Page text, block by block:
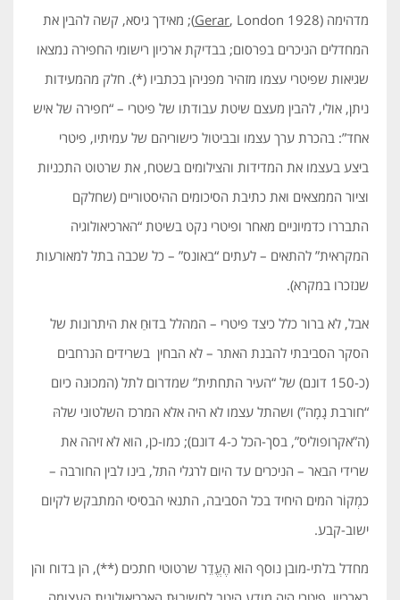
מדהימה (
Gerar, London 1928); מאידך גיסא, קשה להבין את
המחדלים הניכרים בפרסום; בבדיקת ארכיון רישומי החפירה נמצאו
שגיאות שפיטרי עצמו מזהיר מפניהן בכתביו (*). חלק מהמעידות
ניתן, אולי, להבין מעצם שיטת עבודתו של פיטרי – “חפירה של איש
אחד”: בהכרת ערך עצמו ובביטול כישוריהם של עמיתיו, פיטרי
ביצע בעצמו את המדידות והצילומים בשטח, את שרטוט התכניות
וציור הממצאים ואת כתיבת הסיכומים ההיסטוריים (שחלקם
התבררו כדמיוניים מאחר ופיטרי נקט בשיטת “הארכיאולוגיה
המקראית” להתאים – לעתים “באונס” – כל שכבה בתל למאורעות
שנזכרו במקרא).
אבל, לא ברור כלל כיצד פיטרי – המהלל בדוּחַ את היתרונות של
הסקר הסביבתי להבנת האתר – לא הבחין בשרידים הנרחבים
(כ-150 דונם) של “העיר התחתית” שמדרום לתל (המכוּנה כיום
“חורבת גָמָה”) ושהתל עצמו לא היה אלא המרכז השלטוני שלהּ
(ה”אקרופוליס”, בסך-הכל כ-4 דונם); כמו-כן, הוא לא זיהה את
שרידי הבאר – הניכרים עד היום לרגלי התל, בינו לבין החורבה –
כמְקוֹר המים היחיד בכל הסביבה, התנאי הבסיסי המתבקש לקיום
ישוב-קבע.
מחדל בלתי-מובן נוסף הוא הֶעֱדֵר שרטוטי חתכים (**), הן בדוח והן